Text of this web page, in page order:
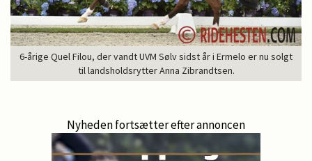
6-årige Quel Filou, der vandt UVM Sølv sidst år i Ermelo er nu solgt
til landsholdsrytter Anna Zibrandtsen.
Nyheden fortsætter efter annoncen